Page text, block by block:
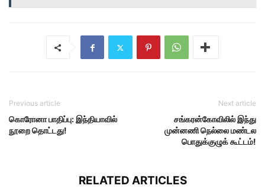
Previous article
கொரோனா பாதிப்பு: இந்தியாவில்
நூறை தொட்டது!
Next article
சங்கரன்கோவிலில் இந்து
முன்னணி நெல்லை மண்டல
பொதுக்குழுக் கூட்டம்!
RELATED ARTICLES